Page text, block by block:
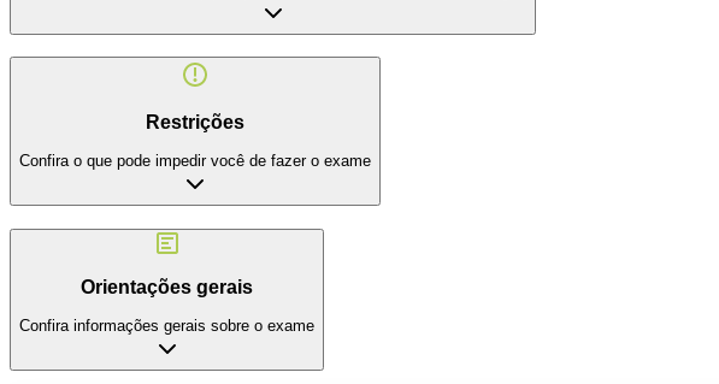
Restrições
Confira o que pode impedir você de fazer o exame
Orientações gerais
Confira informações gerais sobre o exame